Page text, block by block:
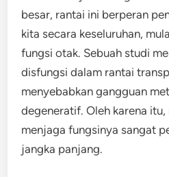
besar, rantai ini berperan
kita secara keseluruhan,
fungsi otak. Sebuah studi
disfungsi dalam rantai
menyebabkan gangguan
degeneratif. Oleh karena itu,
menjaga fungsinya sangat
jangka panjang.